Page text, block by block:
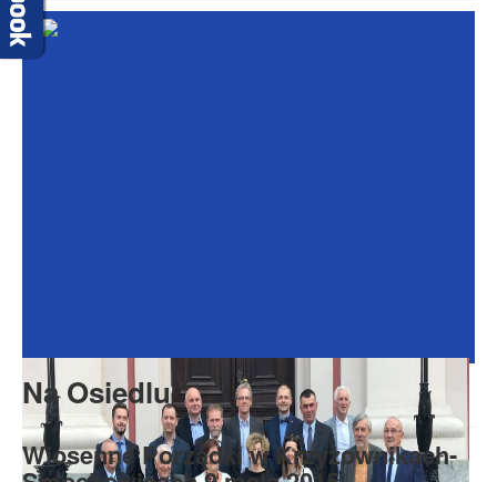
Start
O nas
Rada Seniorów
Na Osiedlu
Wiosenne Porządki w Krzyżownikach-